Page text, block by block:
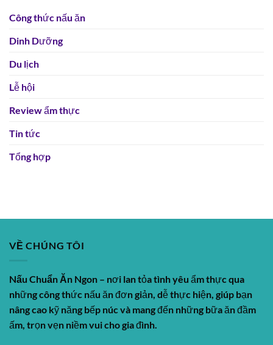
Công thức nấu ăn
Dinh Dưỡng
Du lịch
Lễ hội
Review ẩm thực
Tin tức
Tổng hợp
VỀ CHÚNG TÔI
Nấu Chuẩn Ăn Ngon – nơi lan tỏa tình yêu ẩm thực qua
những công thức nấu ăn đơn giản, dễ thực hiện, giúp bạn
nâng cao kỹ năng bếp núc và mang đến những bữa ăn đầm
ấm, trọn vẹn niềm vui cho gia đình.